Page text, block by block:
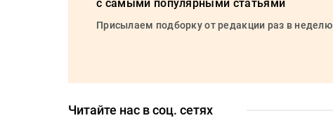
с самыми популярными статьями
Присылаем подборку от редакции раз в неделю
Читайте нас в соц. сетях